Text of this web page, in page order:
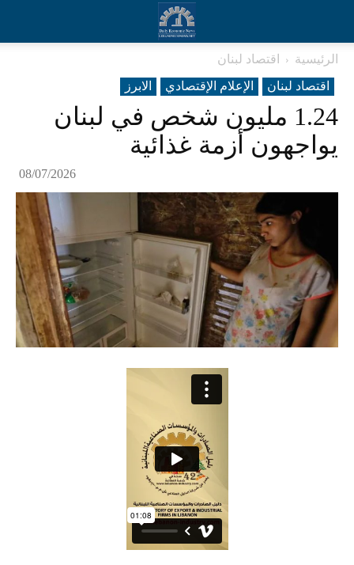
الرئيسية
اقتصاد لبنان
اقتصاد لبنان
الإعلام الإقتصادي الابرز
1.24 مليون شخص في لبنان
يواجهون أزمة غذائية
08/07/2026